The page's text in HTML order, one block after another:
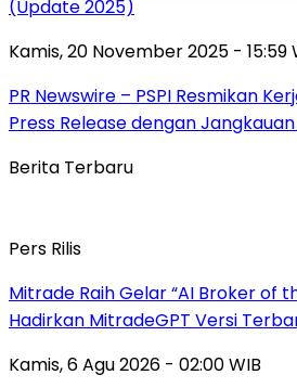
(Update 2025)
Kamis, 20 November 2025 - 15:59
PR Newswire – PSPI Resmikan
Press Release dengan
Berita Terbaru
Pers Rilis
Mitrade Raih Gelar “AI Broker of
Hadirkan MitradeGPT Versi
Kamis, 6 Agu 2026 - 02:00 WIB